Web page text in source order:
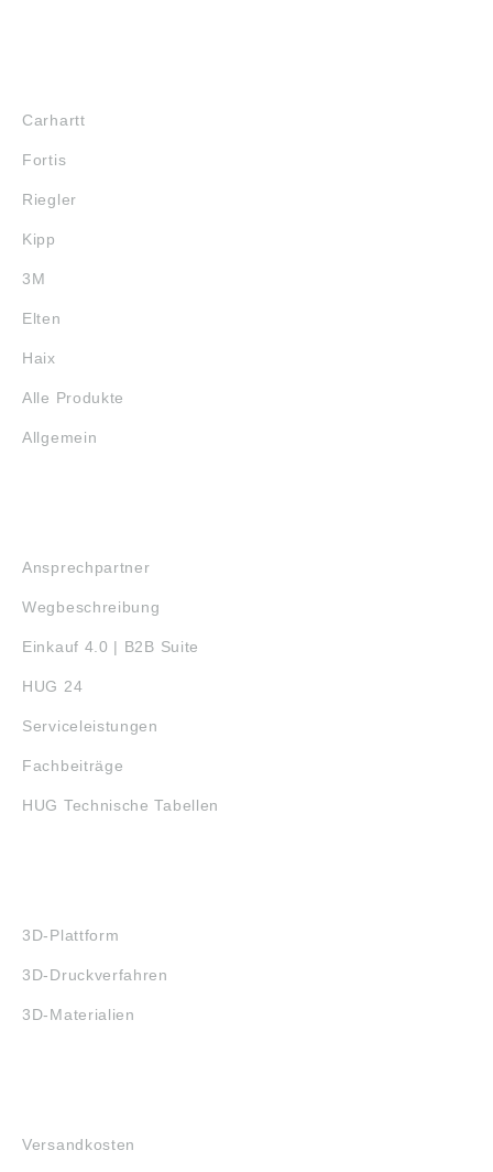
Carhartt
Fortis
Riegler
Kipp
3M
Elten
Haix
Alle Produkte
Allgemein
Ansprechpartner
Wegbeschreibung
Einkauf 4.0 | B2B Suite
HUG 24
Serviceleistungen
Fachbeiträge
HUG Technische Tabellen
3D-Plattform
3D-Druckverfahren
3D-Materialien
Versandkosten